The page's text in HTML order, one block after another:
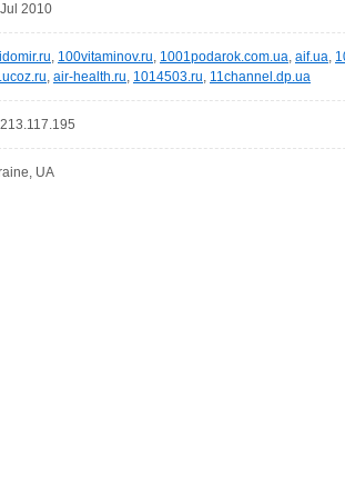
2010
, 100vitaminov.ru, 1001podarok.com.ua, aif.ua,
, air-health.ru, 1014503.ru, 11channel.dp.ua
UA